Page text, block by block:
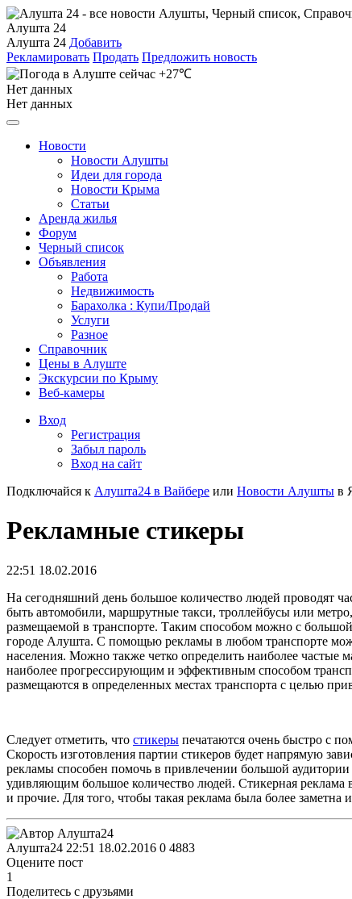
Алушта 24
Алушта 24 Добавить
Рекламировать Продать Предложить новость
+27℃
Нет данных
Нет данных
Новости
Новости Алушты
Идеи для города
Новости Крыма
Статьи
Аренда жилья
Форум
Черный список
Объявления
Работа
Недвижимость
Барахолка : Купи/Продай
Услуги
Разное
Справочник
Цены в Алуште
Экскурсии по Крыму
Веб-камеры
Вход
Регистрация
Забыл пароль
Вход на сайт
Подключайся к Алушта24 в Вайбере или Новости Алушты в
Рекламные стикеры
22:51 18.02.2016
На сегодняшний день большое количество людей проводят
быть автомобили, маршрутные такси, троллейбусы или
размещаемой в транспорте. Таким способом можно с
городе Алушта. С помощью рекламы в любом транспорте
населения. Можно также четко определить наиболее
наиболее прогрессирующим и эффективным способом
размещаются в определенных местах транспорта с целью
Следует отметить, что стикеры печатаются очень быстро с
Скорость изготовления партии стикеров будет напрямую
рекламы способен помочь в привлечении большой
удивляющим большое количество людей. Стикерная реклама
и прочие. Для того, чтобы такая реклама была более
Алушта24 22:51 18.02.2016 0 4883
Оцените пост
1
Поделитесь с друзьями